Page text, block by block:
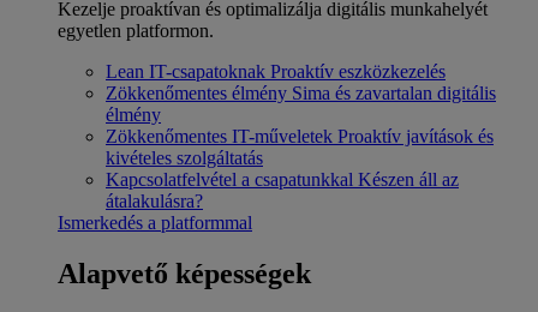
Kezelje proaktívan és optimalizálja digitális munkahelyét
egyetlen platformon.
Lean IT-csapatoknak Proaktív eszközkezelés
Zökkenőmentes élmény Sima és zavartalan digitális
élmény
Zökkenőmentes IT-műveletek Proaktív javítások és
kivételes szolgáltatás
Kapcsolatfelvétel a csapatunkkal Készen áll az
átalakulásra?
Ismerkedés a platformmal
Alapvető képességek